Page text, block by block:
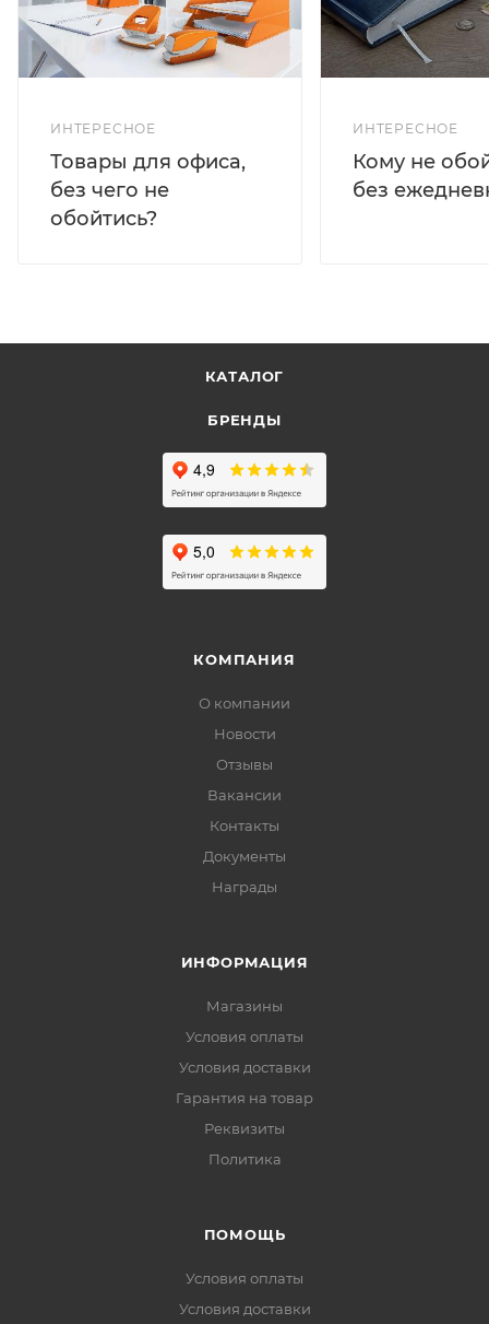
ИНТЕРЕСНОЕ
Товары для офиса,
без чего не
обойтись?
ИНТЕРЕСНОЕ
Кому не
без
КАТАЛОГ
БРЕНДЫ
КОМПАНИЯ
О компании
Новости
Отзывы
Вакансии
Контакты
Документы
Награды
ИНФОРМАЦИЯ
Магазины
Условия оплаты
Условия доставки
Гарантия на товар
Реквизиты
Политика
ПОМОЩЬ
Условия оплаты
Условия доставки